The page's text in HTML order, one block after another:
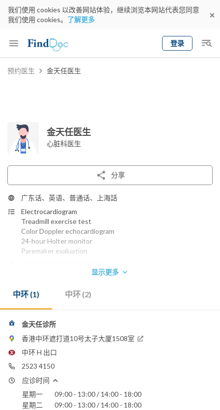
我们使用 cookies 以改善网站体验，继续浏览本网站代表您同意
我们使用 cookies。 了解更多
登录
Keyword
预约医生 金天任医生
金天任医生
心脏科医生
分享
广东话、英语、普通话、上海話
Electrocardiogram
Treadmill exercise test
Color Doppler echocardiogram
24-hour Holter monitor
Paremaker evaluation
美国内科医学委员会文凭 1977
香港内科医学院院士 1990
养和医院
香港港安医院 - 司徒拔道
明德国际医院
圣保禄医院
显示更多
中环 (1) 中环 (2)
金天任诊所
香港中环遮打道10号太子大厦1508室
中环 H 出口
2523 4150
应诊时间
星期一
09:00 - 13:00 / 14:00 - 18:00
星期二
09:00 - 13:00 / 14:00 - 18:00